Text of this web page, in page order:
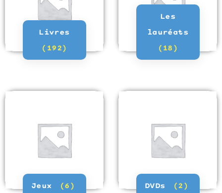
Livres
(192)
Les
lauréats
(18)
Jeux (6) DVDs (2)